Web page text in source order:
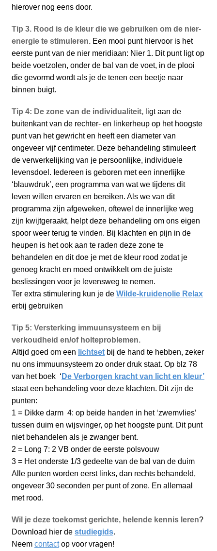
hierover nog eens door.
Tip 3. Rood is de kleur die we gebruiken om de nier-
energie te stimuleren. Een mooi punt hiervoor is het
eerste punt van de nier meridiaan: Nier 1. Dit punt ligt op
beide voetzolen, onder de bal van de voet, in de plooi
die gevormd wordt als je de tenen een beetje naar
binnen buigt.
Tip 4: De zone van de individualiteit, ligt aan de
buitenkant van de rechter- en linkerheup op het hoogste
punt van het gewricht en heeft een diameter van
ongeveer vijf centimeter. Deze behandeling stimuleert
de verwerkelijking van je persoonlijke, individuele
levensdoel. Iedereen is geboren met een innerlijke
‘blauwdruk’, een programma van wat we tijdens dit
leven willen ervaren en bereiken. Als we van dit
programma zijn afgeweken, oftewel de innerlijke weg
zijn kwijtgeraakt, helpt deze behandeling om ons eigen
spoor weer terug te vinden. Bij klachten en pijn in de
heupen is het ook aan te raden deze zone te
behandelen en dit doe je met de kleur rood zodat je
genoeg kracht en moed ontwikkelt om de juiste
beslissingen voor je levensweg te nemen.
Ter extra stimulering kun je de Wilde-kruidenolie Relax
erbij gebruiken
Tip 5: Versterking immuunsysteem en bij
verkoudheid en/of holteproblemen.
Altijd goed om een lichtsetbij de hand te hebben, zeker
nu ons immuunsysteem zo onder druk staat. Op blz 78
van het boek ‘ De Verborgen kracht van licht en kleur’
staat een behandeling voor deze klachten. Dit zijn de
punten:
1 = Dikke darm 4: op beide handen in het ‘zwemvlies’
tussen duim en wijsvinger, op het hoogste punt. Dit punt
niet behandelen als je zwanger bent.
2 = Long 7: 2 VB onder de eerste polsvouw
3 = Het onderste 1/3 gedeelte van de bal van de duim
Alle punten worden eerst links, dan rechts behandeld,
ongeveer 30 seconden per punt of zone. En allemaal
met rood.
Wil je deze toekomst gerichte, helende kennis leren?
Download hier de studiegids.
Neem contactop voor vragen!